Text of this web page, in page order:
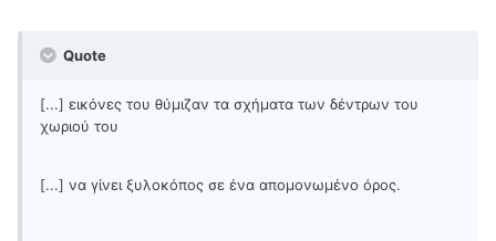
Quote
[...] εικόνες του θύμιζαν τα σχήματα των δέντρων του
χωριού του
[...] να γίνει ξυλοκόπος σε ένα απομονωμένο όρος.